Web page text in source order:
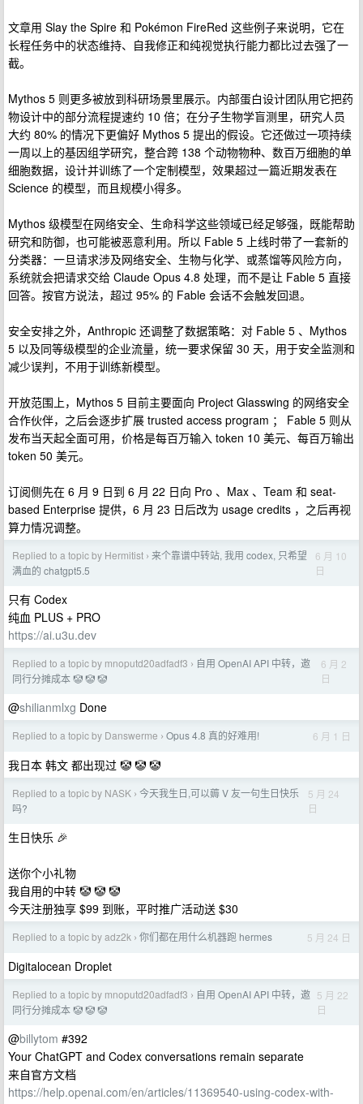
文章用 Slay the Spire 和 Pokémon FireRed 这些例子来说明，它在
长程任务中的状态维持、自我修正和纯视觉执行能力都比过去强了一
截。
Mythos 5 则更多被放到科研场景里展示。内部蛋白设计团队用它把药
物设计中的部分流程提速约 10 倍；在分子生物学盲测里，研究人员
大约 80% 的情况下更偏好 Mythos 5 提出的假设。它还做过一项持续
一周以上的基因组学研究，整合跨 138 个动物物种、数百万细胞的单
细胞数据，设计并训练了一个定制模型，效果超过一篇近期发表在
Science 的模型，而且规模小得多。
Mythos 级模型在网络安全、生命科学这些领域已经足够强，既能帮助
研究和防御，也可能被恶意利用。所以 Fable 5 上线时带了一套新的
分类器：一旦请求涉及网络安全、生物与化学、或蒸馏等风险方向，
系统就会把请求交给 Claude Opus 4.8 处理，而不是让 Fable 5 直接
回答。按官方说法，超过 95% 的 Fable 会话不会触发回退。
安全安排之外，Anthropic 还调整了数据策略：对 Fable 5 、Mythos
5 以及同等级模型的企业流量，统一要求保留 30 天，用于安全监测和
减少误判，不用于训练新模型。
开放范围上，Mythos 5 目前主要面向 Project Glasswing 的网络安全
合作伙伴，之后会逐步扩展 trusted access program ； Fable 5 则从
发布当天起全面可用，价格是每百万输入 token 10 美元、每百万输出
token 50 美元。
订阅侧先在 6 月 9 日到 6 月 22 日向 Pro 、Max 、Team 和 seat-
based Enterprise 提供，6 月 23 日后改为 usage credits ，之后再视
算力情况调整。
Replied to a topic by Hermitist › 来个靠谱中转站, 我用 codex, 只希望
满血的 chatgpt5.5
6 月 10
日
只有 Codex
纯血 PLUS + PRO
https://ai.u3u.dev
Replied to a topic by mnoputd20adfadf3 › 自用 OpenAI API 中转，邀
同行分摊成本 🤡 🤡 🤡
6 月 2
日
@shilianmlxg Done
Replied to a topic by Danswerme › Opus 4.8 真的好难用! 6 月 1 日
我日本 韩文 都出现过 🤡 🤡 🤡
Replied to a topic by NASK › 今天我生日,可以薅 V 友一句生日快乐
吗?
5 月 24
日
生日快乐 🎉
送你个小礼物
我自用的中转 🤡 🤡 🤡
今天注册独享 $99 到账，平时推广活动送 $30
Replied to a topic by adz2k › 你们都在用什么机器跑 hermes 5 月 24 日
Digitalocean Droplet
Replied to a topic by mnoputd20adfadf3 › 自用 OpenAI API 中转，邀
同行分摊成本 🤡 🤡 🤡
5 月 22
日
@billytom #392
Your ChatGPT and Codex conversations remain separate
来自官方文档
https://help.openai.com/en/articles/11369540-using-codex-with-